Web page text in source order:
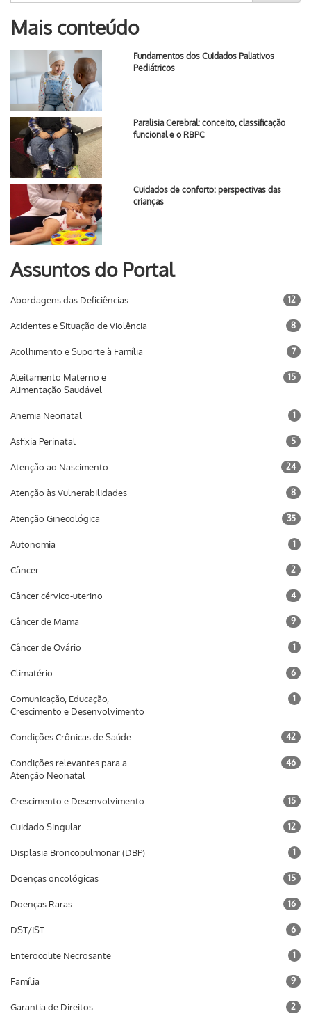
Mais conteúdo
Fundamentos dos Cuidados Paliativos
Pediátricos
Paralisia Cerebral: conceito, classificação
funcional e o RBPC
Cuidados de conforto: perspectivas das
crianças
Assuntos do Portal
Abordagens das Deficiências 12
Acidentes e Situação de Violência 8
Acolhimento e Suporte à Família 7
Aleitamento Materno e
Alimentação Saudável
15
Anemia Neonatal 1
Asfixia Perinatal 5
Atenção ao Nascimento 24
Atenção às Vulnerabilidades 8
Atenção Ginecológica 35
Autonomia 1
Câncer 2
Câncer cérvico-uterino 4
Câncer de Mama 9
Câncer de Ovário 1
Climatério 6
Comunicação, Educação,
Crescimento e Desenvolvimento
1
Condições Crônicas de Saúde 42
Condições relevantes para a
Atenção Neonatal
46
Crescimento e Desenvolvimento 15
Cuidado Singular 12
Displasia Broncopulmonar (DBP) 1
Doenças oncológicas 15
Doenças Raras 16
DST/IST 6
Enterocolite Necrosante 1
Família 9
Garantia de Direitos 2